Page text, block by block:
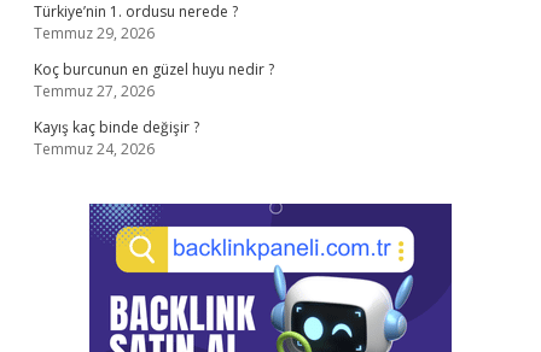
Türkiye’nin 1. ordusu nerede ?
Temmuz 29, 2026
Koç burcunun en güzel huyu nedir ?
Temmuz 27, 2026
Kayış kaç binde değişir ?
Temmuz 24, 2026